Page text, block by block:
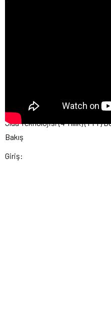
Gıda Teknolojisi (4 Yıllık) (TYT)
Bakış
Giriş: